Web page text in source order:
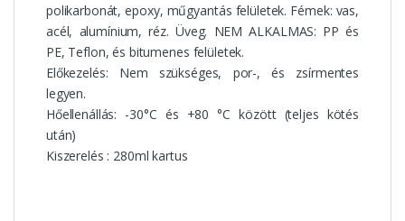
polikarbonát, epoxy, műgyantás felületek. Fémek: vas,
acél, alumínium, réz. Üveg. NEM ALKALMAS: PP és
PE, Teflon, és bitumenes felületek.
Előkezelés: Nem szükséges, por-, és zsírmentes
legyen.
Hőellenállás: -30°C és +80 °C között (teljes kötés
után)
Kiszerelés : 280ml kartus